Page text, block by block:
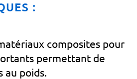
:
composites pour
permettant de
au poids.